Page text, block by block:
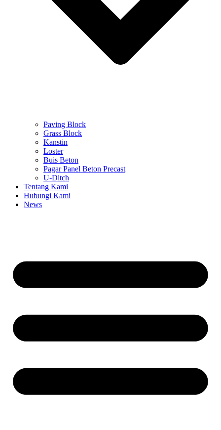
Paving Block
Grass Block
Kanstin
Loster
Buis Beton
Pagar Panel Beton Precast
U-Ditch
Tentang Kami
Hubungi Kami
News